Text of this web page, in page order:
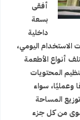
أفقى
بسعة
داخلية
الاستخدام اليومي،
أنواع الأطعمة
المحتويات
وعمليًا، سواء
المساحة
من كل جزء